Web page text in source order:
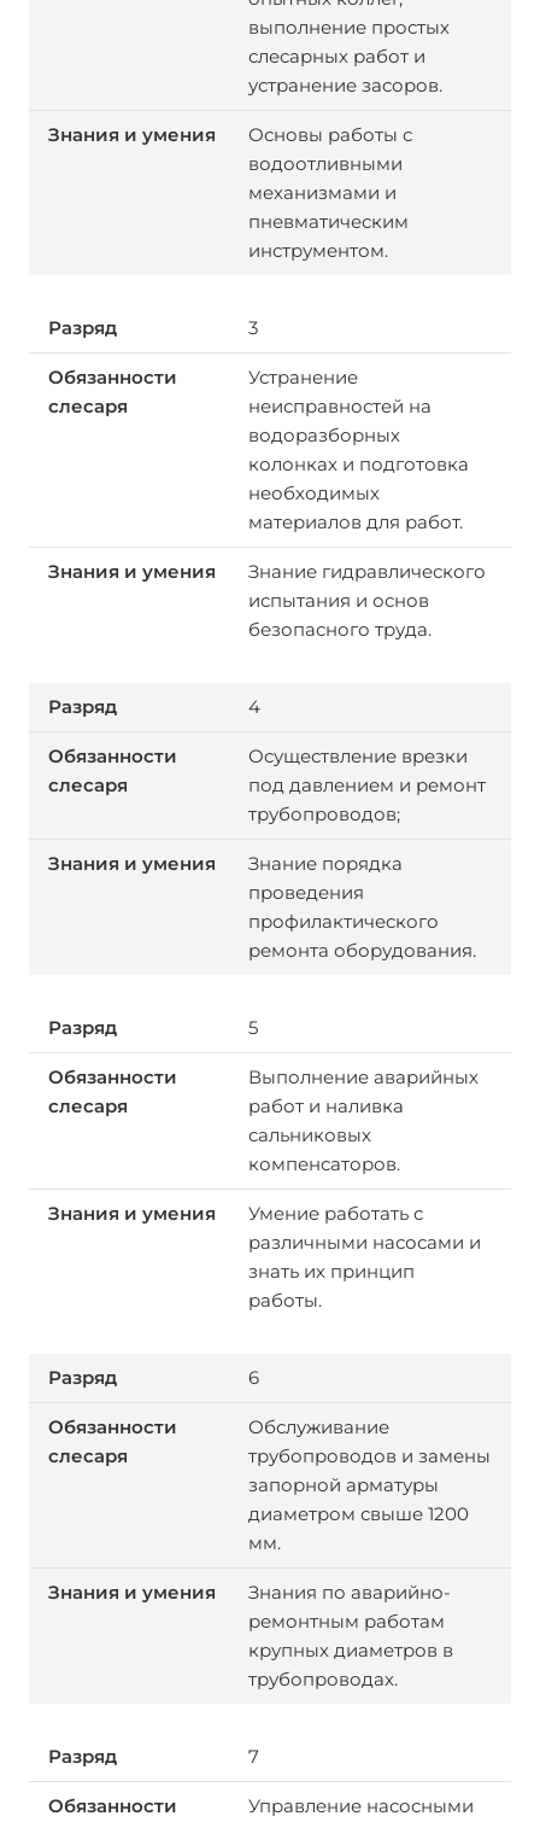
выполнение простых
слесарных работ и
устранение засоров.
Основы работы с
водоотливными
механизмами и
пневматическим
инструментом.
3
Устранение
неисправностей на
водоразборных
колонках и подготовка
необходимых
материалов для работ.
Знание гидравлического
испытания и основ
безопасного труда.
4
Осуществление врезки
под давлением и ремонт
трубопроводов;
Знание порядка
проведения
профилактического
ремонта оборудования.
5
Выполнение аварийных
работ и наливка
сальниковых
компенсаторов.
Умение работать с
различными насосами и
знать их принцип
работы.
6
Обслуживание
трубопроводов и замены
запорной арматуры
диаметром свыше 1200
мм.
Знания по аварийно-
ремонтным работам
крупных диаметров в
трубопроводах.
7
Управление насосными